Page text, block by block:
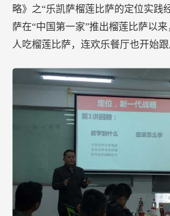
略》之“乐凯萨榴莲比萨的定位实践
萨在“中国第一家”推出榴莲比萨以
人吃榴莲比萨，连欢乐餐厅也开始跟